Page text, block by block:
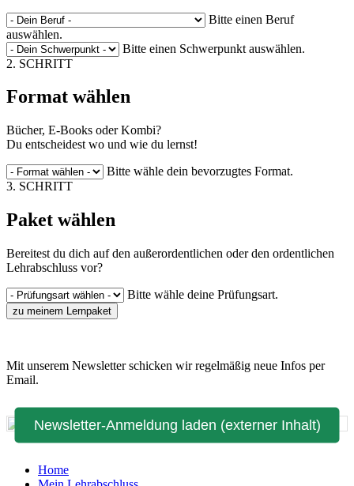
Bitte einen Beruf
auswählen.
Bitte einen Schwerpunkt auswählen.
2. SCHRITT
Format wählen
Bücher, E-Books oder Kombi?
Du entscheidest wo und wie du lernst!
Bitte wähle dein bevorzugtes Format.
3. SCHRITT
Paket wählen
Bereitest du dich auf den außerordentlichen oder den ordentlichen
Lehrabschluss vor?
Bitte wähle deine Prüfungsart.
zu meinem Lernpaket
Mit unserem Newsletter schicken wir regelmäßig neue Infos per
Email.
Newsletter-Anmeldung laden (externer Inhalt)
Home